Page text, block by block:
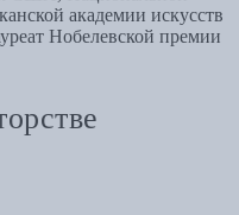
академии искусств
Нобелевской премии